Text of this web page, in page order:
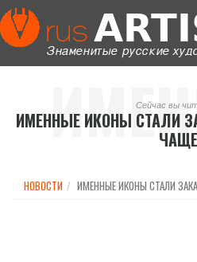
Сейчас вы
ИМЕННЫЕ ИКОНЫ СТАЛИ
ЧАЩЕ
НОВОСТИ ИМЕННЫЕ ИКОНЫ СТАЛИ